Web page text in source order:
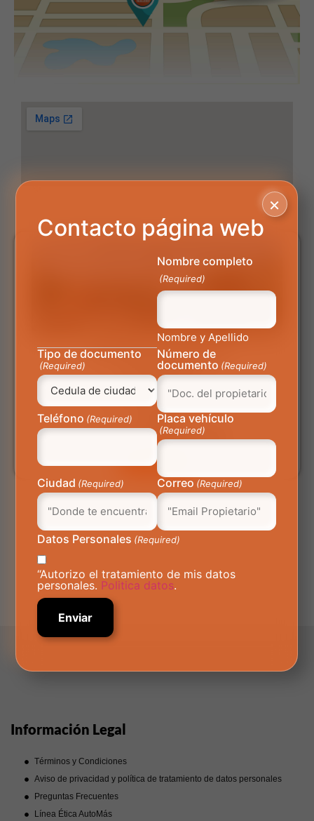
CDA REVI AUTOS SA
3115388301
Calle 25 # 20-03
Yopal
Centro-Autorizado
Ver Más
Información Legal
Términos y Condiciones
Aviso de privacidad y política de tratamiento de datos personales
Preguntas Frecuentes
Línea Ética AutoMás
×
Contacto página web
Nombre completo
(Required)
Nombre y Apellido
Tipo de documento
(Required)
Número de
documento (Required)
Teléfono (Required) Placa vehículo
(Required)
Ciudad (Required) Correo (Required)
Datos Personales (Required)
“Autorizo el tratamiento de mis datos
personales. Politica datos.